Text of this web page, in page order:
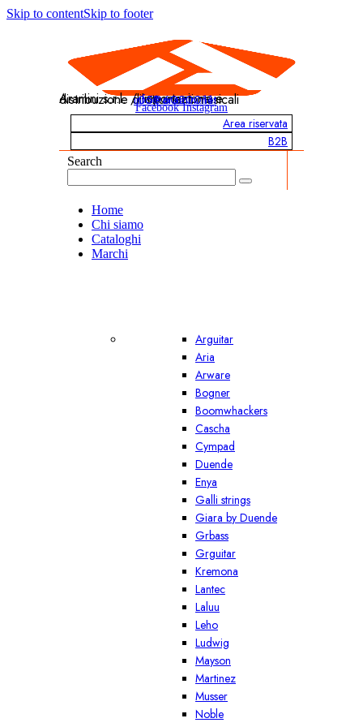
Skip to contentSkip to footer
Aramini s.r.l. / Importazione e distribuzione di strumenti musicali
051 6020011
info@aramini.net
Facebook Instagram
Area riservata
B2B
Search
Home
Chi siamo
Cataloghi
Marchi
Arguitar
Aria
Arware
Bogner
Boomwhackers
Cascha
Cympad
Duende
Enya
Galli strings
Giara by Duende
Grbass
Grguitar
Kremona
Lantec
Laluu
Leho
Ludwig
Mayson
Martinez
Musser
Noble